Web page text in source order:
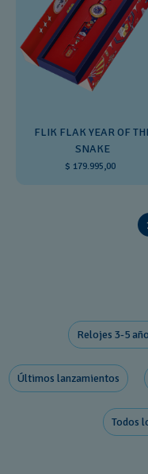
FLIK FLAK YEAR OF
SNAKE
$ 179.995,00
Relojes 3-5
Últimos lanzamientos
Todos